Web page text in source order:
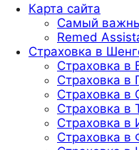
Карта сайта
Самый
Remed
Страховка в
Страховка в
Страховка в
Страховка в
Страховка в
Страховка в
Страховка в